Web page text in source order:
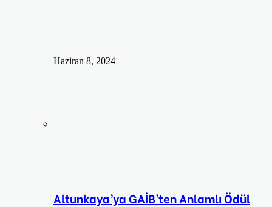
Haziran 8, 2024
Altunkaya’ya GAİB’ten Anlamlı Ödül